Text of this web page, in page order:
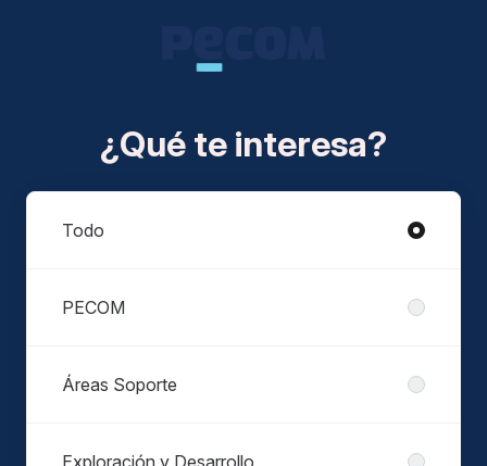
¿Qué te interesa?
Divisiones
Todo
PECOM
Áreas Soporte